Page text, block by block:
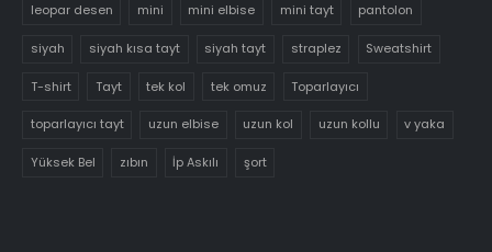
leopar desen mini mini elbise mini tayt pantolon
siyah siyah kısa tayt siyah tayt straplez Sweatshirt
T-shirt Tayt tek kol tek omuz Toparlayıcı
toparlayıcı tayt uzun elbise uzun kol uzun kollu v yaka
Yüksek Bel zıbın İp Askılı şort